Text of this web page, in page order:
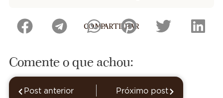
COMPARTILHAR
Comente o que achou:
Post anterior Próximo post